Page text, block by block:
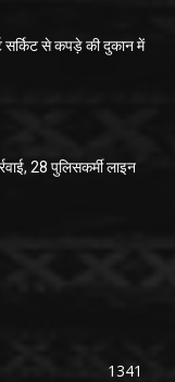
सर्किट से कपड़े की दुकान में
28 पुलिसकर्मी लाइन
1341